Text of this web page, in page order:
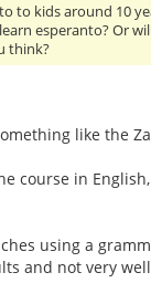
kids around 10
esperanto? Or
think?
like the
course in
using a
and not very